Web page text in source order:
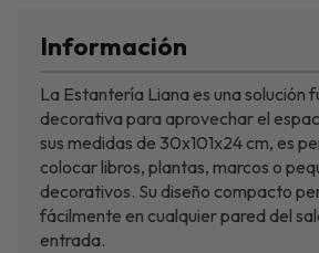
Información
La Estantería Liana es una solución
decorativa para aprovechar el
sus medidas de 30x101x24 cm, es
colocar libros, plantas, marcos o
decorativos. Su diseño compacto
fácilmente en cualquier pared del
entrada.